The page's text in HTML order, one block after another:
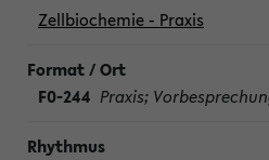
Zellbiochemie - Praxis
F0-244 Praxis;